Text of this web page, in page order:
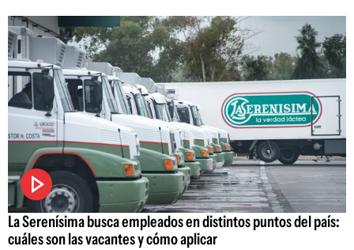
La Serenísima busca empleados en distintos puntos del país:
cuáles son las vacantes y cómo aplicar